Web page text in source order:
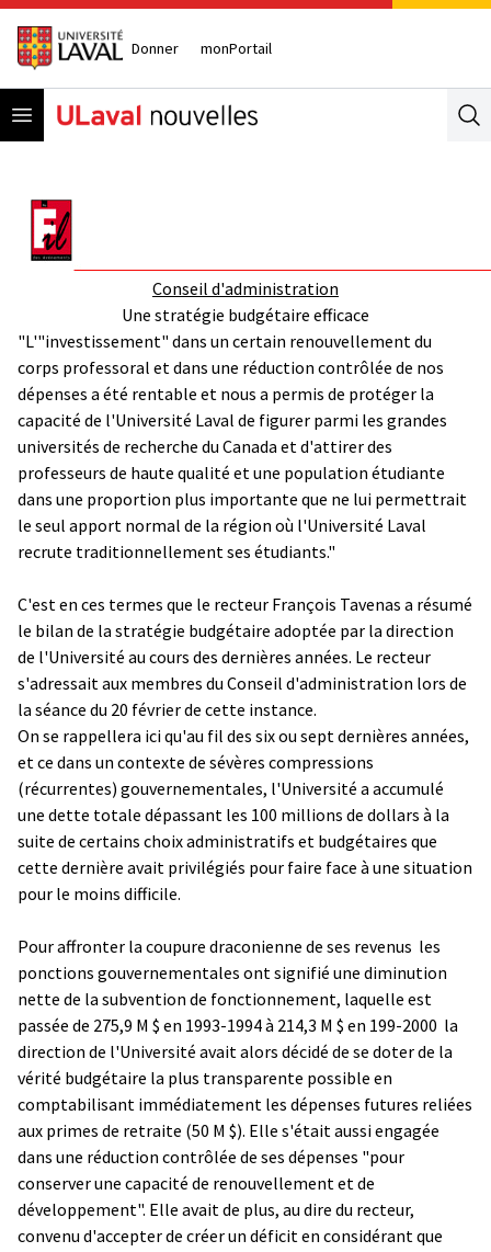
Donner monPortail
Open menu
Conseil d'administration
Une stratégie budgétaire efficace
"L'"investissement" dans un certain renouvellement du
corps professoral et dans une réduction contrôlée de nos
dépenses a été rentable et nous a permis de protéger la
capacité de l'Université Laval de figurer parmi les grandes
universités de recherche du Canada et d'attirer des
professeurs de haute qualité et une population étudiante
dans une proportion plus importante que ne lui permettrait
le seul apport normal de la région où l'Université Laval
recrute traditionnellement ses étudiants."
C'est en ces termes que le recteur François Tavenas a résumé
le bilan de la stratégie budgétaire adoptée par la direction
de l'Université au cours des dernières années. Le recteur
s'adressait aux membres du Conseil d'administration lors de
la séance du 20 février de cette instance.
On se rappellera ici qu'au fil des six ou sept dernières années,
et ce dans un contexte de sévères compressions
(récurrentes) gouvernementales, l'Université a accumulé
une dette totale dépassant les 100 millions de dollars à la
suite de certains choix administratifs et budgétaires que
cette dernière avait privilégiés pour faire face à une situation
pour le moins difficile.
Pour affronter la coupure draconienne de ses revenus ­ les
ponctions gouvernementales ont signifié une diminution
nette de la subvention de fonctionnement, laquelle est
passée de 275,9 M $ en 1993-1994 à 214,3 M $ en 199-2000 ­ la
direction de l'Université avait alors décidé de se doter de la
vérité budgétaire la plus transparente possible en
comptabilisant immédiatement les dépenses futures reliées
aux primes de retraite (50 M $). Elle s'était aussi engagée
dans une réduction contrôlée de ses dépenses "pour
conserver une capacité de renouvellement et de
développement". Elle avait de plus, au dire du recteur,
convenu d'accepter de créer un déficit en considérant que